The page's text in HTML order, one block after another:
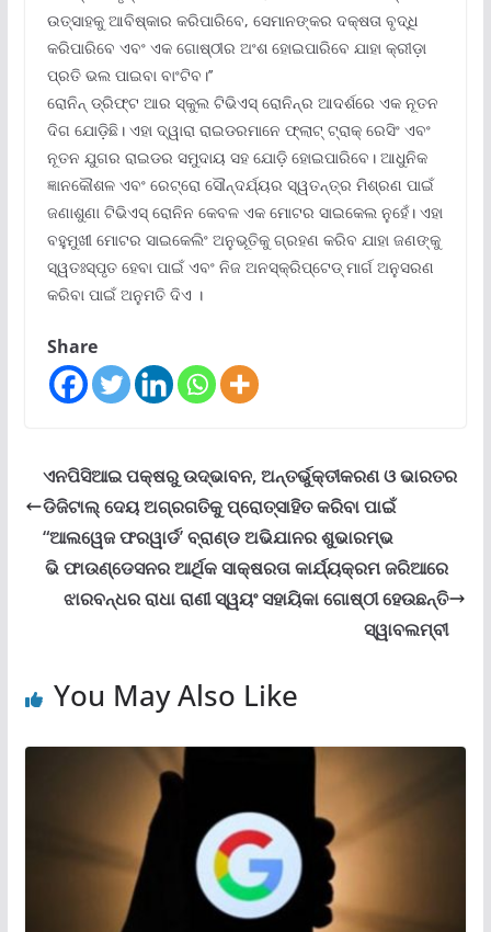
ଉତ୍ସାହକୁ ଆବିଷ୍କାର କରିପାରିବେ, ସେମାନଙ୍କର ଦକ୍ଷତା ବୃଦ୍ଧି
କରିପାରିବେ ଏବଂ ଏକ ଗୋଷ୍ଠୀର ଅଂଶ ହୋଇପାରିବେ ଯାହା କ୍ରୀଡ଼ା
ପ୍ରତି ଭଲ ପାଇବା ବାଂଟିବ।’’
ରୋନିନ୍ ଡ୍ରିଫ୍ଟ ଆର ସ୍କୁଲ ଟିଭିଏସ୍ ରୋନିନ୍‌ର ଆଦର୍ଶରେ ଏକ ନୂତନ
ଦିଗ ଯୋଡ଼ିଛି। ଏହା ଦ୍ୱାରା ରାଇଡରମାନେ ଫ୍ଲାଟ୍ ଟ୍ରାକ୍ ରେସିଂ ଏବଂ
ନୂତନ ଯୁଗର ରାଇଡର ସମୁଦାୟ ସହ ଯୋଡ଼ି ହୋଇପାରିବେ। ଆଧୁନିକ
ଜ୍ଞାନକୌଶଳ ଏବଂ ରେଟ୍ରୋ ସୌନ୍ଦର୍ଯ୍ୟର ସ୍ୱତନ୍ତ୍ର ମିଶ୍ରଣ ପାଇଁ
ଜଣାଶୁଣା ଟିଭିଏସ୍ ରୋନିନ କେବଳ ଏକ ମୋଟର ସାଇକେଲ ନୁହେଁ। ଏହା
ବହୁମୁଖୀ ମୋଟର ସାଇକେଲିଂ ଅନୁଭୂତିକୁ ଗ୍ରହଣ କରିବ ଯାହା ଜଣଙ୍କୁ
ସ୍ୱତଃସ୍ପୃତ ହେବା ପାଇଁ ଏବଂ ନିଜ ଅନସ୍କ୍ରିପ୍‌ଟେଡ୍ ମାର୍ଗ ଅନୁସରଣ
କରିବା ପାଇଁ ଅନୁମତି ଦିଏ ।
Share
ଏନପିସିଆଇ ପକ୍ଷରୁ ଉଦ୍ଭାବନ, ଅନ୍ତର୍ଭୁକ୍ତୀକରଣ ଓ ଭାରତର
ଡିଜିଟାଲ୍ ଦେୟ ଅଗ୍ରଗତିକୁ ପ୍ରୋତ୍ସାହିତ କରିବା ପାଇଁ
“ଆଲୱେଜ ଫରୱାର୍ଡ’ ବ୍ରାଣ୍ଡ ଅଭିଯାନର ଶୁଭାରମ୍ଭ
ଭି ଫାଉଣ୍ଡେସନର ଆର୍ଥିକ ସାକ୍ଷରତା କାର୍ଯ୍ୟକ୍ରମ ଜରିଆରେ
ଝାରବନ୍ଧର ରାଧା ରାଣୀ ସ୍ୱୟଂ ସହାୟିକା ଗୋଷ୍ଠୀ ହେଉଛନ୍ତି
ସ୍ୱାବଲମ୍ବୀ
You May Also Like